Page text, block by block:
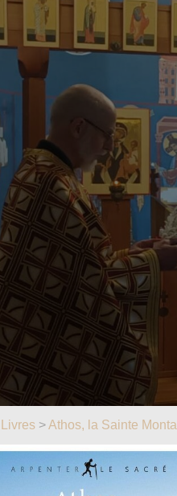
Livres >Athos, la Sainte